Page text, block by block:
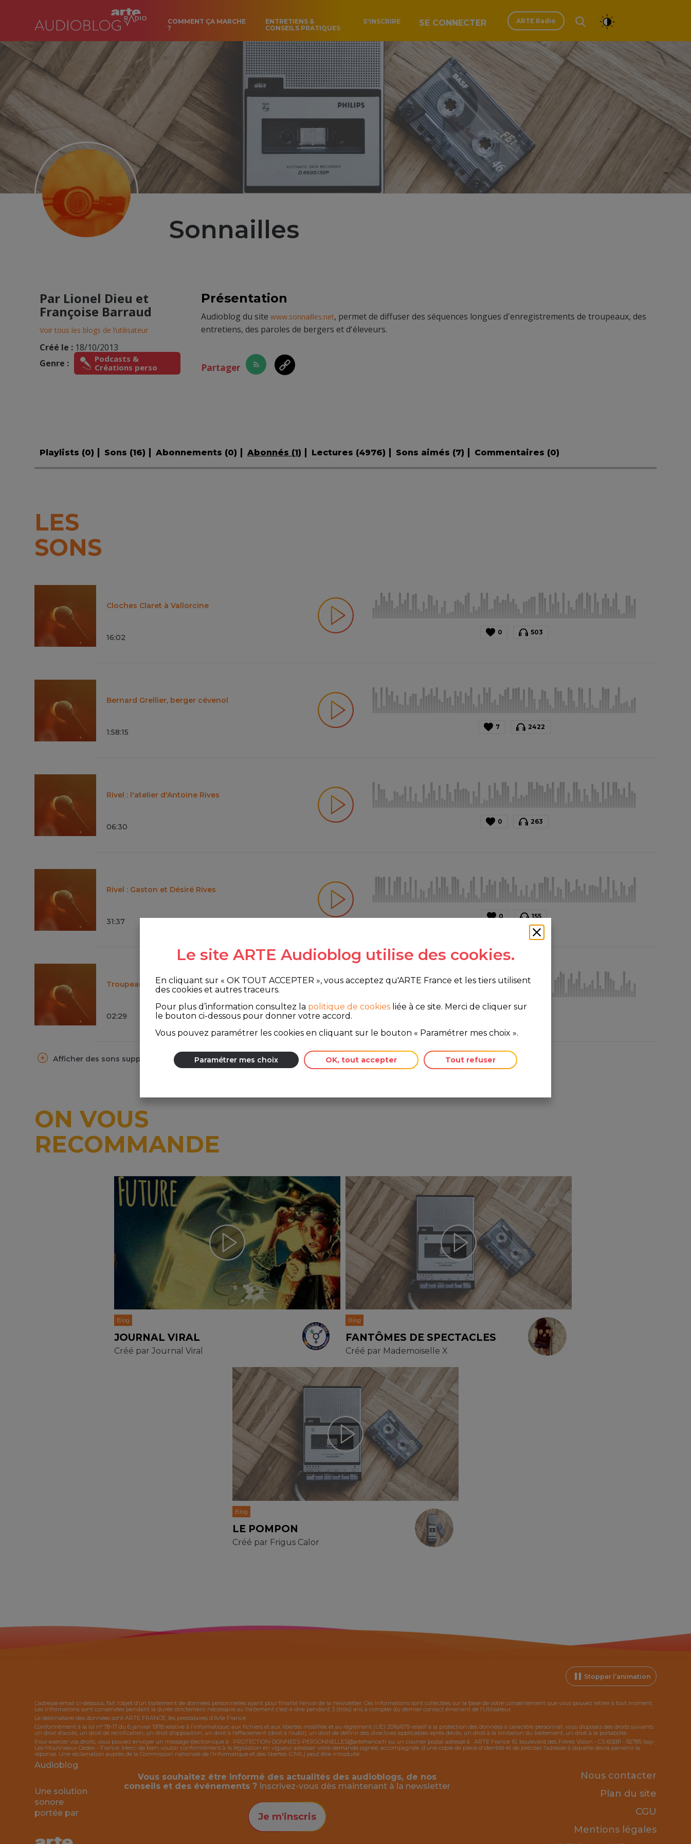
COMMENT ÇA MARCHE
?
ENTRETIENS &
CONSEILS PRATIQUES
S'INSCRIRE SE CONNECTER ARTE Radio
Sonnailles
Par Lionel Dieu et
Françoise Barraud
Voir tous les blogs de l’utilisateur
Créé le : 18/10/2013
Genre :
Podcasts &
Créations perso
Présentation
Audioblog du sitewww.sonnailles.net, permet de diffuser des séquences longues d'enregistrements de troupeaux, des
entretiens, des paroles de bergers et d'éleveurs.
Partager
Playlists (0) Sons (16) Abonnements (0) Abonnés (1) Lectures (4976) Sons aimés (7) Commentaires (0)
LES
SONS
Cloches Claret à Vallorcine
16:02
0 503
Bernard Grellier, berger cévenol
1:58:15
7 2422
Rivel : l'atelier d'Antoine Rives
06:30
0 263
Rivel : Gaston et Désiré Rives
31:37
0 155
Troupeau des cabanes d'Ansabère
02:29
0
Afficher des sons supplémentaires
ON VOUS
RECOMMANDE
Blog
JOURNAL VIRAL
Créé par Journal Viral
Blog
FANTÔMES DE SPECTACLES
Créé par Mademoiselle X
Blog
LE POMPON
Créé par Frigus Calor
Stopper l’animation
L’adresse email ci-dessous, fait l’objet d’un traitement de données personnelles ayant pour finalité l’envoi de la newsletter. Ces informations sont collectées sur la base de votre consentement que vous pouvez retirer à tout moment.
Les informations sont conservées pendant la durée strictement nécessaire au traitement c’est-à-dire pendant 3 (trois) ans à compter du dernier contact émanant de l’Utilisateur.
Le destinataire des données sont ARTE FRANCE, les prestataires d’Arte France.
Conformément à la loi n° 78-17 du 6 janvier 1978 relative à l’informatique, aux fichiers et aux libertés modifiée et au règlement (UE) 2016/679 relatif à la protection des données à caractère personnel, vous disposez des droits suivants :
un droit d’accès, un droit de rectification, un droit d’opposition, un droit à l’effacement (droit à l’oubli), un droit de définir des directives applicables après décès, un droit à la limitation du traitement, un droit à la portabilité.
Pour exercer vos droits, vous pouvez envoyer un message électronique à : PROTECTION-DONNEES-PERSONNELLES@artefrance.fr ou un courrier postal adressé à : ARTE France 10, boulevard des Frères Voisin - CS 60281 - 92785 Issy-
Les-Moulineaux Cedex - France. Merci de bien vouloir conformément à la législation en vigueur adresser votre demande signée, accompagnée, d’une copie de pièce d’identité et de préciser l’adresse à laquelle devra parvenir la
réponse. Une réclamation auprès de la Commission nationale de l’Informatique et des libertés (CNIL) peut être introduite.
Audioblog
Une solution
sonore
portée par
Vous souhaitez être informé des actualités des audioblogs, de nos
conseils et des événements ? Inscrivez-vous dès maintenant à la newsletter
Je m'inscris
Nous contacter
Plan du site
CGU
Mentions légales
Le site ARTE Audioblog utilise des cookies.
En cliquant sur « OK TOUT ACCEPTER », vous acceptez qu'ARTE France et les tiers utilisent
des cookies et autres traceurs.
Pour plus d’information consultez la politique de cookies liée à ce site. Merci de cliquer sur
le bouton ci-dessous pour donner votre accord.
Vous pouvez paramétrer les cookies en cliquant sur le bouton « Paramétrer mes choix ».
Paramétrer mes choix OK, tout accepter Tout refuser